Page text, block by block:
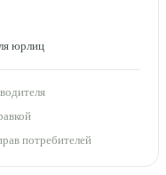
юрлиц
потребителей